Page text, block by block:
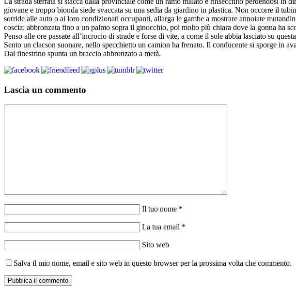
giovane e troppo bionda siede svaccata su una sedia da giardino in plastica. Non occorre il
sorride alle auto o ai loro condizionati occupanti, allarga le gambe a mostrare annoiate
coscia: abbronzata fino a un palmo sopra il ginocchio, poi molto più chiara dove la gonna ha
Penso alle ore passate all’incrocio di strade e forse di vite, a come il sole abbia lasciato su
Sento un clacson suonare, nello specchietto un camion ha frenato. Il conducente si sporge in
Dal finestrino spunta un braccio abbronzato a metà.
Lascia un commento
Il tuo nome *
La tua email *
Sito web
Salva il mio nome, email e sito web in questo browser per la prossima volta che commento.